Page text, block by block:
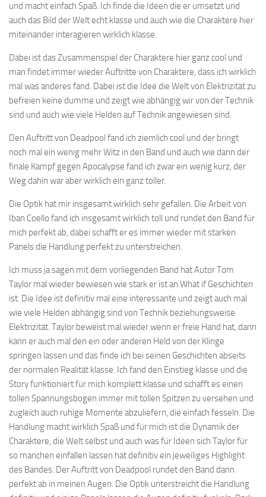
und macht einfach Spaß. Ich finde die Ideen die er umsetzt und
auch das Bild der Welt echt klasse und auch wie die Charaktere hier
miteinander interagieren wirklich klasse.
Dabei ist das Zusammenspiel der Charaktere hier ganz cool und
man findet immer wieder Auftritte von Charaktere, dass ich wirklich
mal was anderes fand. Dabei ist die Idee die Welt von Elektrizität zu
befreien keine dumme und zeigt wie abhängig wir von der Technik
sind und auch wie viele Helden auf Technik angewiesen sind.
Den Auftritt von Deadpool fand ich ziemlich cool und der bringt
noch mal ein wenig mehr Witz in den Band und auch wie dann der
finale Kampf gegen Apocalypse fand ich zwar ein wenig kurz, der
Weg dahin war aber wirklich ein ganz toller.
Die Optik hat mir insgesamt wirklich sehr gefallen. Die Arbeit von
Iban Coello fand ich insgesamt wirklich toll und rundet den Band für
mich perfekt ab, dabei schafft er es immer wieder mit starken
Panels die Handlung perfekt zu unterstreichen.
Ich muss ja sagen mit dem vorliegenden Band hat Autor Tom
Taylor mal wieder bewiesen wie stark er ist an What if Geschichten
ist. Die Idee ist definitiv mal eine interessante und zeigt auch mal
wie viele Helden abhängig sind von Technik beziehungsweise
Elektrizität. Taylor beweist mal wieder wenn er freie Hand hat, dann
kann er auch mal den ein oder anderen Held von der Klinge
springen lassen und das finde ich bei seinen Geschichten abseits
der normalen Realität klasse. Ich fand den Einstieg klasse und die
Story funktioniert für mich komplett klasse und schafft es einen
tollen Spannungsbogen immer mit tollen Spitzen zu versehen und
zugleich auch ruhige Momente abzuliefern, die einfach fesseln. Die
Handlung macht wirklich Spaß und für mich ist die Dynamik der
Charaktere, die Welt selbst und auch was für Ideen sich Taylor für
so manchen einfallen lassen hat definitiv ein jeweiliges Highlight
des Bandes. Der Auftritt von Deadpool rundet den Band dann
perfekt ab in meinen Augen. Die Optik unterstreicht die Handlung